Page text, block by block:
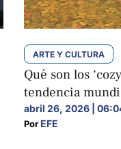
ARTE Y CULTURA
Qué son los
tendencia
abril 26, 2026 |
Por EFE